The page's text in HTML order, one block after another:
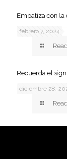
febrero 7, 2024
Empatiza con la
diciembre 28,
Recuerda el